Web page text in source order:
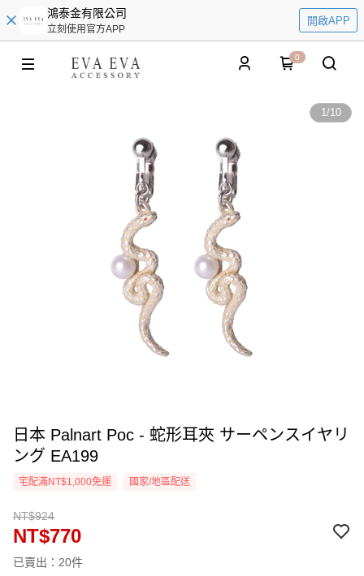
鴻泰金有限公司
立刻使用官方APP
開啟APP
0
1/10
日本 Palnart Poc - 蛇形耳夾 サーペンスイヤリ
ング EA199
宅配滿NT$1,000免運 國家/地區配送
NT$924
NT$770
已賣出：20件